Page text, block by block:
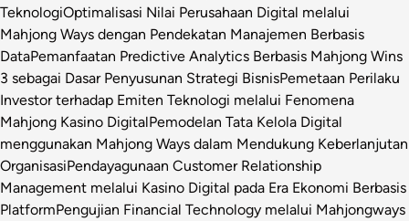
TeknologiOptimalisasi Nilai Perusahaan Digital melalui
Mahjong Ways dengan Pendekatan Manajemen Berbasis
DataPemanfaatan Predictive Analytics Berbasis Mahjong Wins
3 sebagai Dasar Penyusunan Strategi BisnisPemetaan Perilaku
Investor terhadap Emiten Teknologi melalui Fenomena
Mahjong Kasino DigitalPemodelan Tata Kelola Digital
menggunakan Mahjong Ways dalam Mendukung Keberlanjutan
OrganisasiPendayagunaan Customer Relationship
Management melalui Kasino Digital pada Era Ekonomi Berbasis
PlatformPengujian Financial Technology melalui Mahjongways